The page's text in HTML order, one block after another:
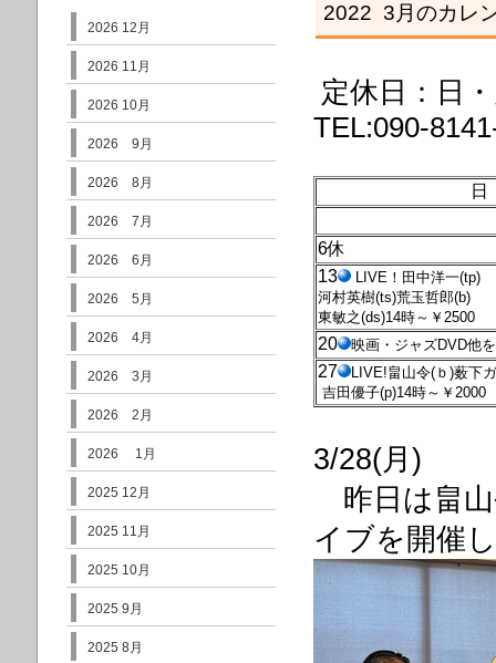
2022 3月のカレ
定休日：日
TEL:090-
日
6休
13
LIVE！田中洋一(tp)
河村英樹(ts)荒玉哲郎(b)
東敏之(ds)14時～￥2500
20 映画・ジャズDVD他
27
LIVE!畠山令(ｂ)薮下
吉田優子(p)14時～￥2000
3/28(月)
昨日は畠山
イブを開催
2026 12月
2026 11月
2026 10月
2026 9月
2026 8月
2026 7月
2026 6月
2026 5月
2026 4月
2026 3月
2026 2月
2026 1月
2025 12月
2025 11月
2025 10月
2025 9月
2025 8月